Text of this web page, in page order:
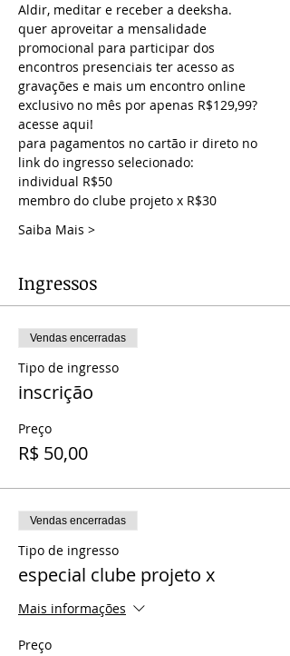
Aldir, meditar e receber a deeksha.
quer aproveitar a mensalidade
promocional para participar dos
encontros presenciais ter acesso as
gravações e mais um encontro online
exclusivo no mês por apenas R$129,99?
acesse aqui!
para pagamentos no cartão ir direto no
link do ingresso selecionado:
individual R$50
membro do clube projeto x R$30
Saiba Mais >
Ingressos
Vendas encerradas
Tipo de ingresso
inscrição
Preço
R$ 50,00
Vendas encerradas
Tipo de ingresso
especial clube projeto x
Mais informações
Preço